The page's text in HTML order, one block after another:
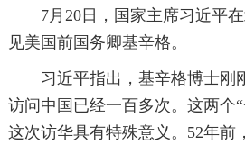
7月20日，国家主席习近平在
见美国前国务卿基辛格。
习近平指出，基辛格博士刚
访问中国已经一百多次。这两个
这次访华具有特殊意义。52年前